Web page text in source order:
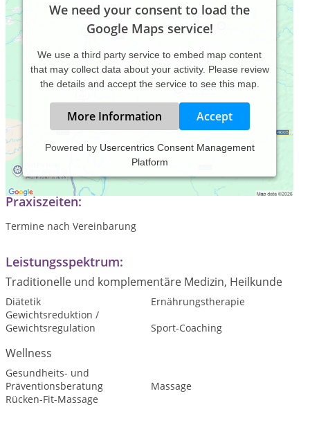
We need your consent to load the
Google Maps service!
We use a third party service to embed map content
that may collect data about your activity. Please review
the details and accept the service to see this map.
More Information Accept
Powered by Usercentrics Consent Management
Platform
Fitness für Ihre Gseundheit
Praxiszeiten:
Termine nach Vereinbarung
Leistungsspektrum:
Traditionelle und komplementäre Medizin, Heilkunde
Diätetik
Ernährungstherapie
Gewichtsreduktion /
Gewichtsregulation
Sport-Coaching
Wellness
Gesundheits- und
Präventionsberatung
Massage
Rücken-Fit-Massage